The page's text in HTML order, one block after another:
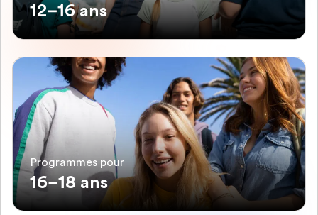
12–16 ans
Programmes pour
16–18 ans